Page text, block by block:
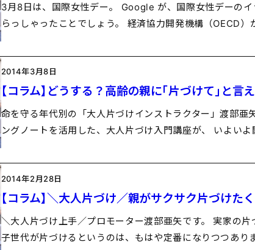
3月8日は、国際女性デー。 Google が、国際女性デーの
らっしゃったことでしょう。 経済協力開発機構（OECD
2014年3月8日
【コラム】どうする？高齢の親に「片づけて」と言
命を守る年代別の「大人片づけインストラクター」渡部亜
ングノートを活用した、大人片づけ入門講座が、 いよい
2014年2月28日
【コラム】＼大人片づけ／親がサクサク片づけた
＼大人片づけ上手／プロモーター渡部亜矢です。 実家の
子世代が片づけるというのは、もはや定番になりつつあり